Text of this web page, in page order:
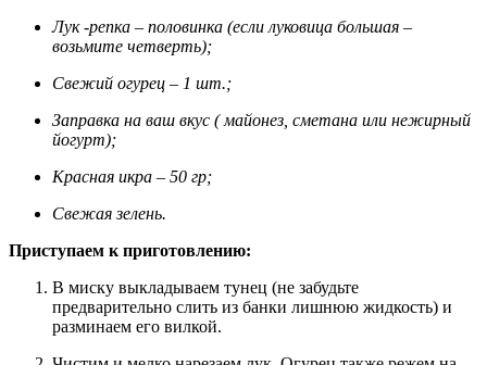
Лук -репка – половинка (если луковица большая –
возьмите четверть);
Свежий огурец – 1 шт.;
Заправка на ваш вкус ( майонез, сметана или нежирный
йогурт);
Красная икра – 50 гр;
Свежая зелень.
Приступаем к приготовлению:
В миску выкладываем тунец (не забудьте
предварительно слить из банки лишнюю жидкость) и
разминаем его вилкой.